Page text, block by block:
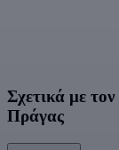
Σχετικά με
Πράγας